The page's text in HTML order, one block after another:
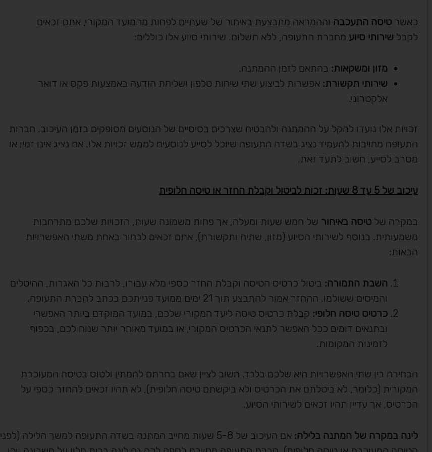
כאשר טיסה התעכבה וההמראה מתבצעת באיחור של שעתיים לפחות מהמועד המקורי, אתם זכאים
לקבל שירותי סיוע מחברת התעופה, ללא תשלום. שירותי סיוע אלו כוללים:
מזון ומשקאות: בהתאם לזמן ההמתנה.
שירותי תקשורת: אפשרות לביצוע שתי שיחות טלפון ושליחת הודעה באמצעות פקס או דואר
אלקטרוני.
זכויות אלו נועדו להקל על ההמתנה ולהבטיח שצרכים בסיסיים של הנוסעים מסופקים בזמן העיכוב. חברות
התעופה מחויבות להעמיד נציג בשדה התעופה שיוכל לסייע לנוסעים לממש זכויות אלו. אם נציג אינו זמין או
מסרב לסייע, חשוב לתעד זאת.
עיכוב של 5 עד 8 שעות: זכות לביטול וקבלת החזר או טיסה חלופית
במקרה של טיסה באיחור של חמש שעות ומעלה, אך פחות משמונה שעות, הזכויות שלכם מתרחבות
משמעותית. בנוסף לשירותי הסיוע (מזון, שתיה ותקשורת), אתם זכאים לבחור באחת משתי האפשרויות
הבאות:
השבת התמורה: ביטול כרטיס הטיסה וקבלת החזר כספי מלא עבורו, לרבות כל האגרות, ההיטלים
והמיסים ששולמו. ההחזר אמור להתבצע תוך 21 ימים ממועד פנייתכם בכתב לחברת התעופה.
כרטיס טיסה חלופי: קבלת כרטיס טיסה ליעד המקורי שלכם, במועד המוקדם ביותר האפשרי
ובתנאים דומים ככל האפשר לתנאי הכרטיס המקורי, או במועד מאוחר יותר שנוח לכם, בכפוף
לזמינות המקומות.
הבחירה בין שתי האפשרויות היא שלכם בלבד. חשוב לציין שאם בחרתם להמתין ולטוס בטיסה המעוכבת
המקורית (כלומר, לא ביטלתם את הכרטיס ולא ביקשתם טיסה חלופית), לא תהיו זכאים להחזר כספי על
הכרטיס, אך עדיין תהיו זכאים לשירותי הסיוע.
לינה במקרה של המתנה בלילה:
אם העיכוב של 5-8 שעות מחייב המתנה בשדה התעופה למשך הלילה (לפני
"היה שם בשבילי בשעות לא
שעות, הגיע, טיפל, רץ ממקום
למקום, אין כמוך יצחק"
"עורך דין מקצוען, אמין ומיוחד"